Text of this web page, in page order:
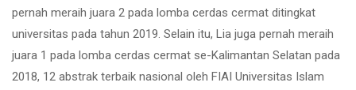
pernah meraih juara 2 pada lomba cerdas cermat ditingkat
universitas pada tahun 2019. Selain itu, Lia juga pernah meraih
juara 1 pada lomba cerdas cermat se-Kalimantan Selatan pada
2018, 12 abstrak terbaik nasional oleh FIAI Universitas Islam